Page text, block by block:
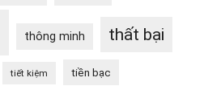
thông minh thất bại
tiết kiệm tiền bạc